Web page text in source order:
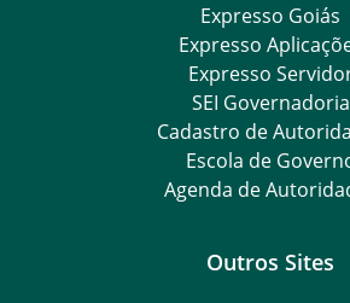
Expresso Goiás
Expresso
Expresso
SEI Governadoria
Cadastro de
Escola de
Agenda de
Outros Sites